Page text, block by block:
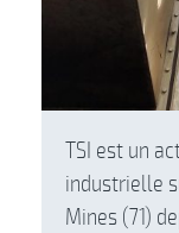
TSI est un
industrielle
Mines (71)